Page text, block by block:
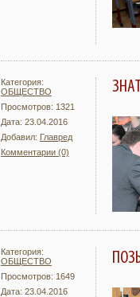
Категория:
ОБЩЕСТВО
Просмотров: 1321
Дата: 23.04.2016
Добавил: Главред
Комментарии (0)
Категория:
ОБЩЕСТВО
Просмотров: 1649
Дата: 23.04.2016